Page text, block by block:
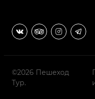
©2026 Пешеход
Тур.